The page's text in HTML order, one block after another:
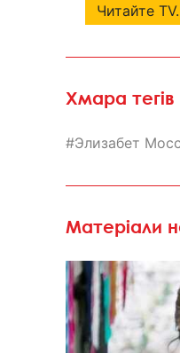
Читайте
Хмара тегів
Элизабет Мосс
Матеріали